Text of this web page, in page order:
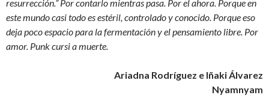
resurrección.” Por contarlo mientras pasa. Por el ahora. Porque en
este mundo casi todo es estéril, controlado y conocido. Porque eso
deja poco espacio para la fermentación y el pensamiento libre. Por
amor. Punk cursi a muerte.
Ariadna Rodríguez e Iñaki Álvarez
Nyamnyam